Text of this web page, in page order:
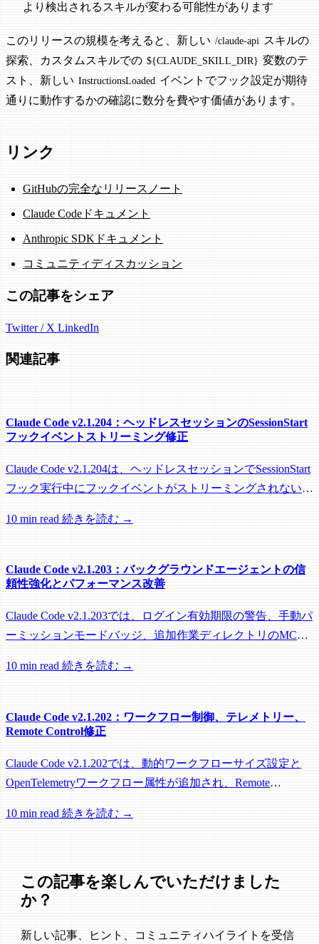
より検出されるスキルが変わる可能性があります
このリリースの規模を考えると、新しい /claude-api スキルの
探索、カスタムスキルでの ${CLAUDE_SKILL_DIR} 変数のテ
スト、新しい InstructionsLoaded イベントでフック設定が期待
通りに動作するかの確認に数分を費やす価値があります。
リンク
GitHubの完全なリリースノート
Claude Codeドキュメント
Anthropic SDKドキュメント
コミュニティディスカッション
この記事をシェア
Twitter / X LinkedIn
関連記事
Claude Code v2.1.204：ヘッドレスセッションのSessionStart
フックイベントストリーミング修正
Claude Code v2.1.204は、ヘッドレスセッションでSessionStart
フック実行中にフックイベントがストリーミングされない問
収されるのを防ぐメンテナンスリリースです。
10 min read 続きを読む →
Claude Code v2.1.203：バックグラウンドエージェントの信
頼性強化とパフォーマンス改善
Claude Code v2.1.203では、ログイン有効期限の警告、手動パ
ーミッションモードバッジ、追加作業ディレクトリのMCP
パフォーマンスに関する多数の修正が含まれています。
10 min read 続きを読む →
Claude Code v2.1.202：ワークフロー制御、テレメトリー、
Remote Control修正
Claude Code v2.1.202では、動的ワークフローサイズ設定と
OpenTelemetryワークフロー属性が追加され、Remote
の修正が含まれています。
10 min read 続きを読む →
この記事を楽しんでいただけました
か？
新しい記事、ヒント、コミュニティハイライトを受信